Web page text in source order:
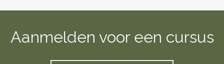
Aanmelden voor een cursus